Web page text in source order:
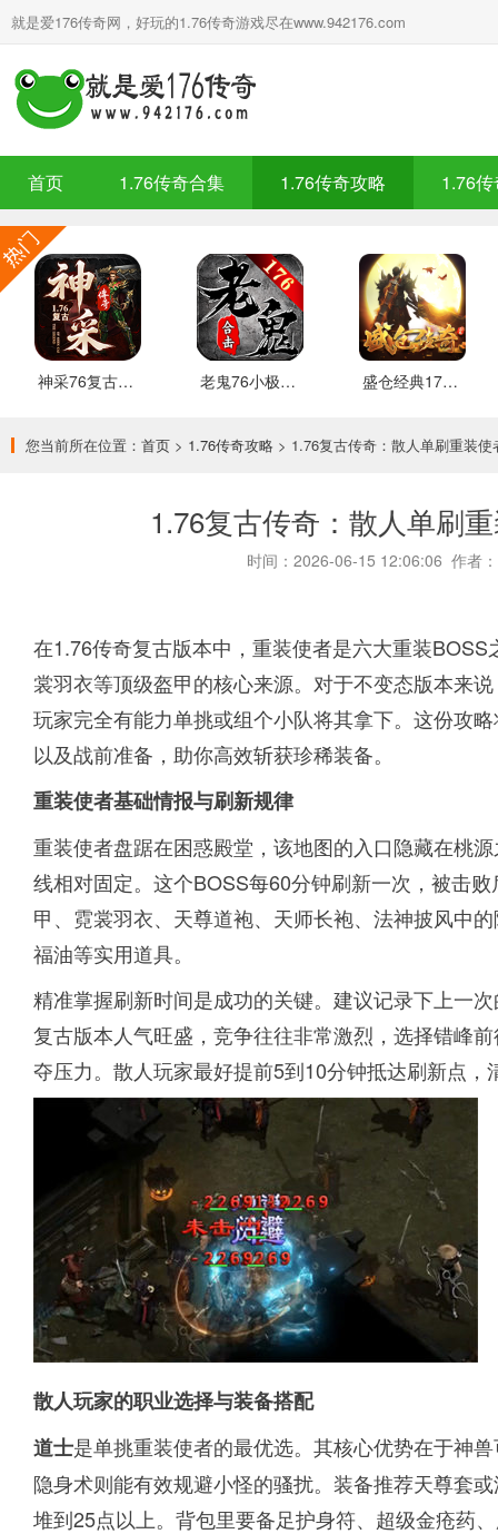
就是爱176传奇网，好玩的1.76传奇游戏尽在www.942176.com
首页 1.76传奇合集 1.76传奇攻略 1.76
神采76复古加强版 安卓下载 老鬼76小极品合击 推荐 盛仓经典176 安卓下载
您当前所在位置： 首页 > 1.76传奇攻略 > 1.76复古传奇：散人单刷重装
1.76复古传奇：散人单刷
时间：2026-06-15 12:06:06 作者：
在1.76传奇复古版本中，重装使者是六大重装
裳羽衣等顶级盔甲的核心来源。对于不变态版本来
玩家完全有能力单挑或组个小队将其拿下。这份攻
以及战前准备，助你高效斩获珍稀装备。
重装使者基础情报与刷新规律
重装使者盘踞在困惑殿堂，该地图的入口隐藏在桃
线相对固定。这个BOSS每60分钟刷新一次，被击
甲、霓裳羽衣、天尊道袍、天师长袍、法神披风中
福油等实用道具。
精准掌握刷新时间是成功的关键。建议记录下上一
复古版本人气旺盛，竞争往往非常激烈，选择错峰
夺压力。散人玩家最好提前5到10分钟抵达刷新点
散人玩家的职业选择与装备搭配
道士是单挑重装使者的最优选。其核心优势在于神
隐身术则能有效规避小怪的骚扰。装备推荐天尊套
堆到25点以上。背包里要备足护身符、超级金疮药